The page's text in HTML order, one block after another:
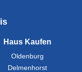
Haus Kaufen
Oldenburg
Delmenhorst